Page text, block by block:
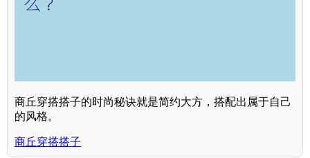
商丘穿搭搭子的时尚秘诀就是简约大方，搭配出属于自己
的风格。
商丘穿搭搭子